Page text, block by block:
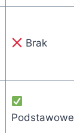
Brak
Podstawowe